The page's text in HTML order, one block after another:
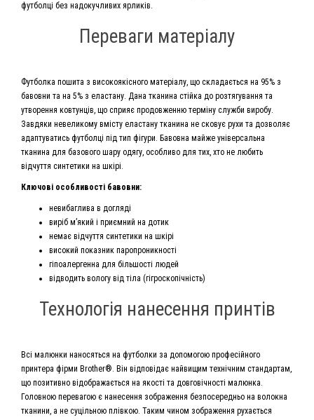
футболці без надокучливих ярликів.
Переваги матеріалу
Футболка пошита з високоякісного матеріалу, що складається на 95% з
бавовни та на 5% з еластану. Дана тканина стійка до розтягування та
утворення ковтунців, що сприяє продовженню терміну служби виробу.
Завдяки невеликому вмісту еластану тканина не сковує рухи та дозволяє
адаптуватись футболці під тип фігури. Бавовна майже універсальна
тканина для базового шару одягу, особливо для тих, хто не любить
відчуття синтетики на шкірі.
Ключові особливості бавовни:
невибаглива в догляді
виріб м’який і приємний на дотик
немає відчуття синтетики на шкірі
високий показник паропроникності
гіпоалергенна для більшості людей
відводить вологу від тіла (гігроскопічність)
Технологія нанесення принтів
Всі малюнки наносяться на футболки за допомогою професійного
принтера фірми Brother®. Він відповідає найвищим технічним стандартам,
що позитивно відображається на якості та довговічності малюнка.
Головною перевагою є нанесення зображення безпосередньо на волокна
тканини, а не суцільною плівкою. Таким чином зображення рухається